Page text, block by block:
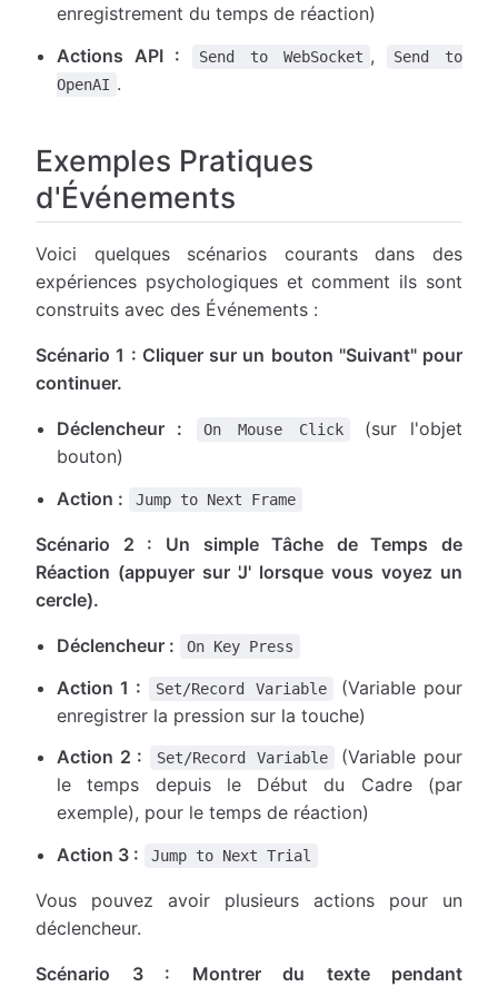
enregistrement du temps de réaction)
Actions API :
Send to WebSocket ,
Send to
OpenAI .
Exemples Pratiques
d'Événements
Voici quelques scénarios courants dans des
expériences psychologiques et comment ils sont
construits avec des Événements :
Scénario 1 : Cliquer sur un bouton "Suivant" pour
continuer.
Déclencheur : On Mouse Click
(sur l'objet
bouton)
Action :
Jump to Next Frame
Scénario 2 : Un simple Tâche de Temps de
Réaction (appuyer sur 'J' lorsque vous voyez un
cercle).
Déclencheur : On Key Press
Action 1 : Set/Record Variable
(Variable pour
enregistrer la pression sur la touche)
Action 2 :
Set/Record Variable
(Variable pour
le temps depuis le Début du Cadre (par
exemple), pour le temps de réaction)
Action 3 :
Jump to Next Trial
Vous pouvez avoir plusieurs actions pour un
déclencheur.
Scénario 3 : Montrer du texte pendant